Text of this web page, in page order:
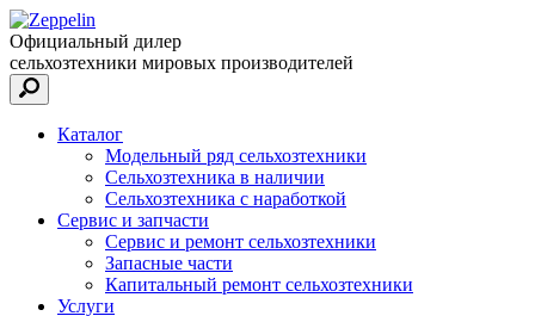
Официальный дилер
сельхозтехники мировых производителей
Каталог
Модельный ряд сельхозтехники
Сельхозтехника в наличии
Сельхозтехника с наработкой
Сервис и запчасти
Сервис и ремонт сельхозтехники
Запасные части
Капитальный ремонт сельхозтехники
Услуги